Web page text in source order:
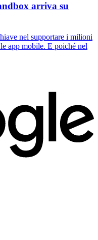
arriva su
nel supportare i milioni
app mobile. E poiché nel